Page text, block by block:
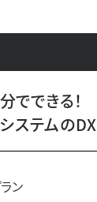
でできる！
ステムのDX
ン